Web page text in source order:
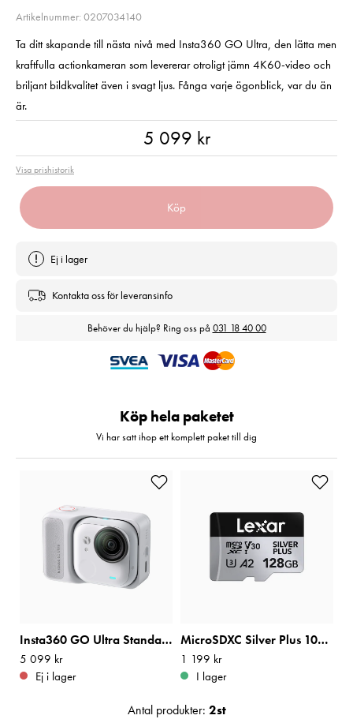
Artikelnummer: 0207034140
Ta ditt skapande till nästa nivå med Insta360 GO Ultra, den lätta men
kraftfulla actionkameran som levererar otroligt jämn 4K60-video och
briljant bildkvalitet även i svagt ljus. Fånga varje ögonblick, var du än
är.
5 099 kr
Visa prishistorik
Köp
Ej i lager
Kontakta oss för leveransinfo
Behöver du hjälp? Ring oss på 031 18 40 00
Köp hela paketet
Vi har satt ihop ett komplett paket till dig
Insta360 GO Ultra Standard Bundle Arctic White
Pris:5 099 kr
5 099 kr
Ej i lager
MicroSDXC Silver Plus 1066x R205/W100 128GB
Pris:1 199 kr
1 199 kr
I lager
Antal produkter: 2st